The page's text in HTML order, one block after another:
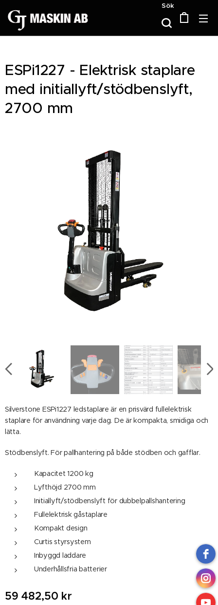
Sök
ESPi1227 - Elektrisk staplare
med initiallyft/stödbenslyft,
2700 mm
Silverstone ESPi1227 ledstaplare är en prisvärd fullelektrisk
staplare för användning varje dag. De är kompakta, smidiga och
lätta.
Stödbenslyft. För pallhantering på både stödben och gafflar.
Kapacitet 1200 kg
Lyfthöjd 2700 mm
Initiallyft/stödbenslyft för dubbelpallshantering
Fullelektrisk gåstaplare
Kompakt design
Curtis styrsystem
Inbyggd laddare
Underhållsfria batterier
59 482,50 kr